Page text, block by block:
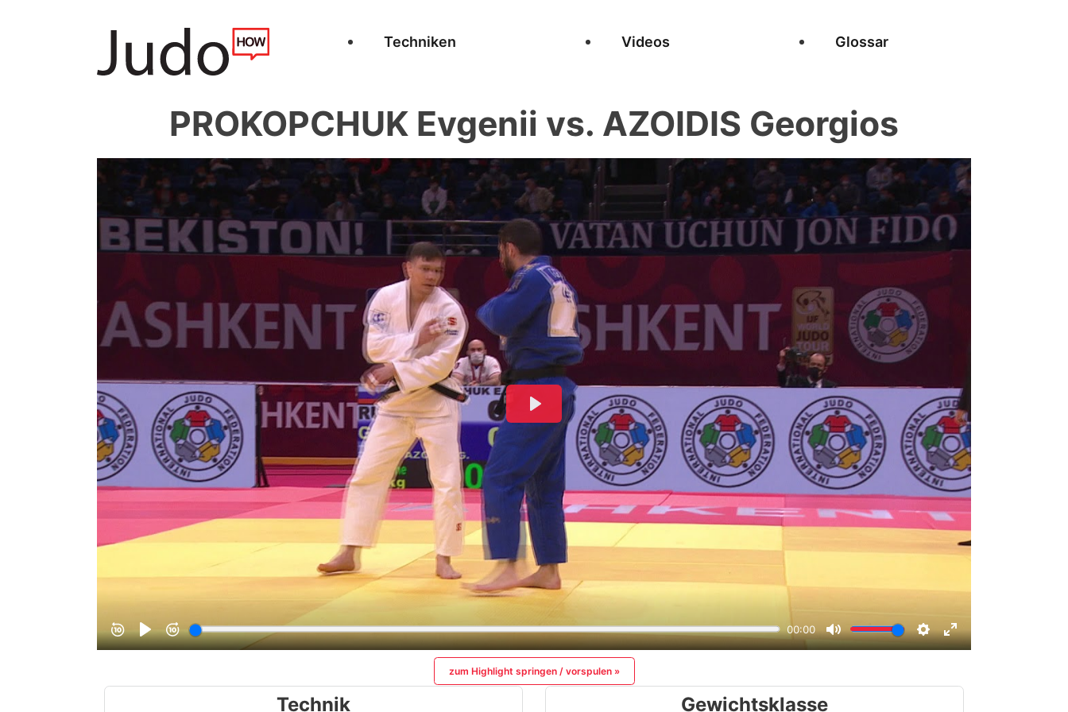
Techniken Videos Glossar
PROKOPCHUK Evgenii vs. AZOIDIS Georgios
zum Highlight springen / vorspulen »
Technik Gewichtsklasse